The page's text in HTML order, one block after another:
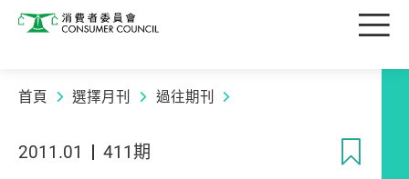
消費者委員會 目
首頁 選擇月刊 過往期刊
2011.01 411期